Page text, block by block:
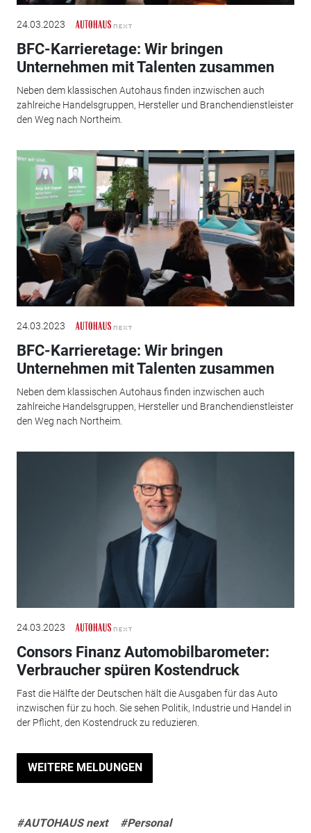
24.03.2023
BFC-Karrieretage: Wir bringen
Unternehmen mit Talenten zusammen
Neben dem klassischen Autohaus finden inzwischen auch
zahlreiche Handelsgruppen, Hersteller und Branchendienstleister
den Weg nach Northeim.
24.03.2023
BFC-Karrieretage: Wir bringen
Unternehmen mit Talenten zusammen
Neben dem klassischen Autohaus finden inzwischen auch
zahlreiche Handelsgruppen, Hersteller und Branchendienstleister
den Weg nach Northeim.
24.03.2023
Consors Finanz Automobilbarometer:
Verbraucher spüren Kostendruck
Fast die Hälfte der Deutschen hält die Ausgaben für das Auto
inzwischen für zu hoch. Sie sehen Politik, Industrie und Handel in
der Pflicht, den Kostendruck zu reduzieren.
WEITERE MELDUNGEN
#AUTOHAUS next #Personal